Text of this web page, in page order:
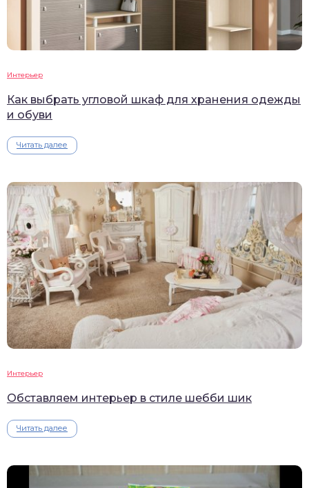
Интерьер
Как выбрать угловой шкаф для хранения одежды
и обуви
Читать далее
Интерьер
Обставляем интерьер в стиле шебби шик
Читать далее